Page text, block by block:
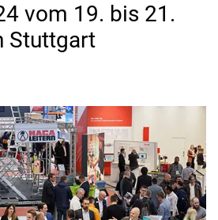
vom 19. bis 21.
Stuttgart